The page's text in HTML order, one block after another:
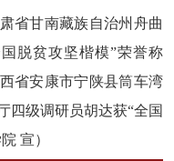
省甘南藏族自治州舟曲
脱贫攻坚楷模”荣誉称
省安康市宁陕县筒车湾
四级调研员胡达获“全国
宣）